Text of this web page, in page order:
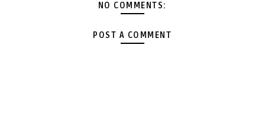
NO COMMENTS:
POST A COMMENT